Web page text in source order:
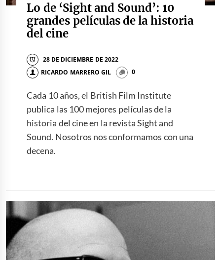
Lo de ‘Sight and Sound’: 10
grandes películas de la historia
del cine
28 DE DICIEMBRE DE 2022
RICARDO MARRERO GIL
0
Cada 10 años, el British Film Institute
publica las 100 mejores películas de la
historia del cine en la revista Sight and
Sound. Nosotros nos conformamos con una
decena.